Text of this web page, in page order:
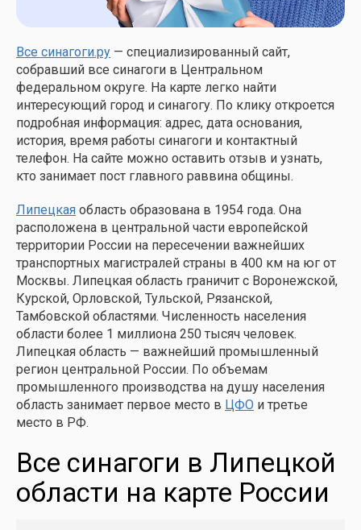
Все синагоги.ру — специализированный сайт,
собравший все синагоги в Центральном
федеральном округе. На карте легко найти
интересующий город и синагогу. По клику откроется
подробная информация: адрес, дата основания,
история, время работы синагоги и контактный
телефон. На сайте можно оставить отзыв и узнать,
кто занимает пост главного раввина общины.
Липецкая область образована в 1954 года. Она
расположена в центральной части европейской
территории России на пересечении важнейших
транспортных магистралей страны в 400 км на юг от
Москвы. Липецкая область граничит с Воронежской,
Курской, Орловской, Тульской, Рязанской,
Тамбовской областями. Численность населения
области более 1 миллиона 250 тысяч человек.
Липецкая область — важнейший промышленный
регион центральной России. По объемам
промышленного производства на душу населения
область занимает первое место в ЦФО и третье
место в РФ.
Все синагоги в Липецкой
области на карте России